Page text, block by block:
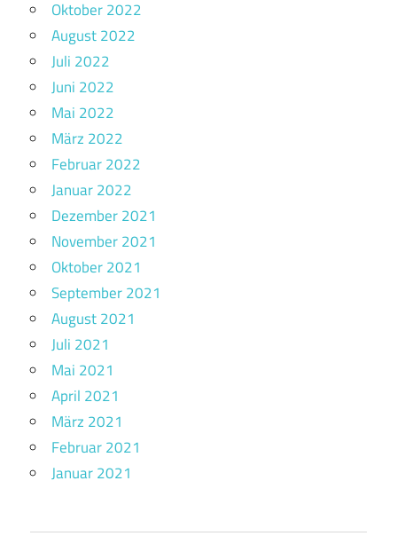
Oktober 2022
August 2022
Juli 2022
Juni 2022
Mai 2022
März 2022
Februar 2022
Januar 2022
Dezember 2021
November 2021
Oktober 2021
September 2021
August 2021
Juli 2021
Mai 2021
April 2021
März 2021
Februar 2021
Januar 2021